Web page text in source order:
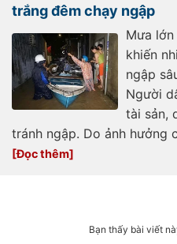
trắng đêm chạy ngập
Mưa
khiến
ngập
Người
tài sản,
tránh ngập. Do ảnh hưởng
Bạn thấy bài viết